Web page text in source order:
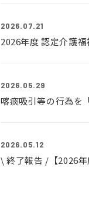
2026.07.21
2026年度 認定介護
2026.05.29
喀痰吸引等の行為を
2026.05.12
\ 終了報告 /【2026年